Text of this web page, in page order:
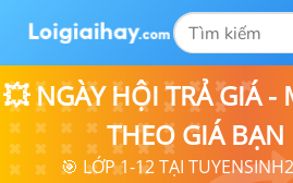
💥 NGÀY HỘI TRẢ GIÁ -
THEO GIÁ BẠN
🎯 LỚP 1-12 TẠI